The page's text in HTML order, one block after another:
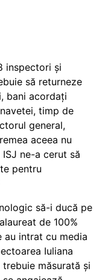
inspectori și
să returneze
bani acordați
timp de
general,
aceea nu
ne-a cerut să
pentru
să-i ducă pe
de 100%
au intrat cu media
Iuliana
măsurată și